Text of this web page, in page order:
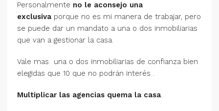
Personalmente no le aconsejo una
exclusiva porque no es mi manera de trabajar, pero
se puede dar un mandato a una o dos inmobiliarias
que van a gestionar la casa.
Vale mas una o dos inmobiliarias de confianza bien
elegidas que 10 que no podrán interés .
Multiplicar las agencias quema la casa.